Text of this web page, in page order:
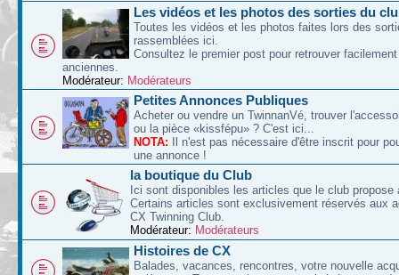
Les vidéos et les photos des sorties du
Toutes les vidéos et les photos faites lors des
rassemblées ici.
Consultez le premier post pour retrouver
anciennes.
Modérateur: Modérateurs
Petites Annonces Publiques
Acheter ou vendre un TwinnanVé, trouver
ou la pièce «kissfépu» ? C'est ici...
NOTA: Il n'est pas nécessaire d'être inscrit pour
une annonce !
la boutique du Club
Ici sont disponibles les articles que le club propose
Certains articles sont exclusivement réservés aux
CX Twinning Club.
Modérateur: Modérateurs
Histoires de CX
Balades, vacances, rencontres, votre nouvelle